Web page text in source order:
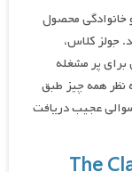
کمدی و خانوادگی محصول
جولز کلاس،
برای پر مشغله
نظر همه چیز طبق
سوالی عجیب دریافت